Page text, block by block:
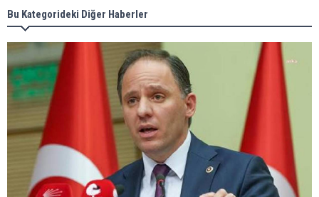
Bu Kategorideki Diğer Haberler